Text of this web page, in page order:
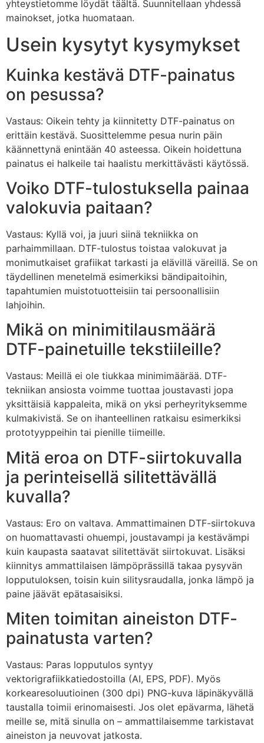
yhteystietomme löydät täältä. Suunnitellaan yhdessä
mainokset, jotka huomataan.
Usein kysytyt kysymykset
Kuinka kestävä DTF-painatus
on pesussa?
Vastaus: Oikein tehty ja kiinnitetty DTF-painatus on
erittäin kestävä. Suosittelemme pesua nurin päin
käännettynä enintään 40 asteessa. Oikein hoidettuna
painatus ei halkeile tai haalistu merkittävästi käytössä.
Voiko DTF-tulostuksella painaa
valokuvia paitaan?
Vastaus: Kyllä voi, ja juuri siinä tekniikka on
parhaimmillaan. DTF-tulostus toistaa valokuvat ja
monimutkaiset grafiikat tarkasti ja elävillä väreillä. Se on
täydellinen menetelmä esimerkiksi bändipaitoihin,
tapahtumien muistotuotteisiin tai persoonallisiin
lahjoihin.
Mikä on minimitilausmäärä
DTF-painetuille tekstiileille?
Vastaus: Meillä ei ole tiukkaa minimimäärää. DTF-
tekniikan ansiosta voimme tuottaa joustavasti jopa
yksittäisiä kappaleita, mikä on yksi perheyrityksemme
kulmakivistä. Se on ihanteellinen ratkaisu esimerkiksi
prototyyppeihin tai pienille tiimeille.
Mitä eroa on DTF-siirtokuvalla
ja perinteisellä silitettävällä
kuvalla?
Vastaus: Ero on valtava. Ammattimainen DTF-siirtokuva
on huomattavasti ohuempi, joustavampi ja kestävämpi
kuin kaupasta saatavat silitettävät siirtokuvat. Lisäksi
kiinnitys ammattilaisen lämpöprässillä takaa pysyvän
lopputuloksen, toisin kuin silitysraudalla, jonka lämpö ja
paine jäävät epätasaisiksi.
Miten toimitan aineiston DTF-
painatusta varten?
Vastaus: Paras lopputulos syntyy
vektorigrafiikkatiedostoilla (AI, EPS, PDF). Myös
korkearesoluutioinen (300 dpi) PNG-kuva läpinäkyvällä
taustalla toimii erinomaisesti. Jos olet epävarma, lähetä
meille se, mitä sinulla on – ammattilaisemme tarkistavat
aineiston ja neuvovat jatkosta.